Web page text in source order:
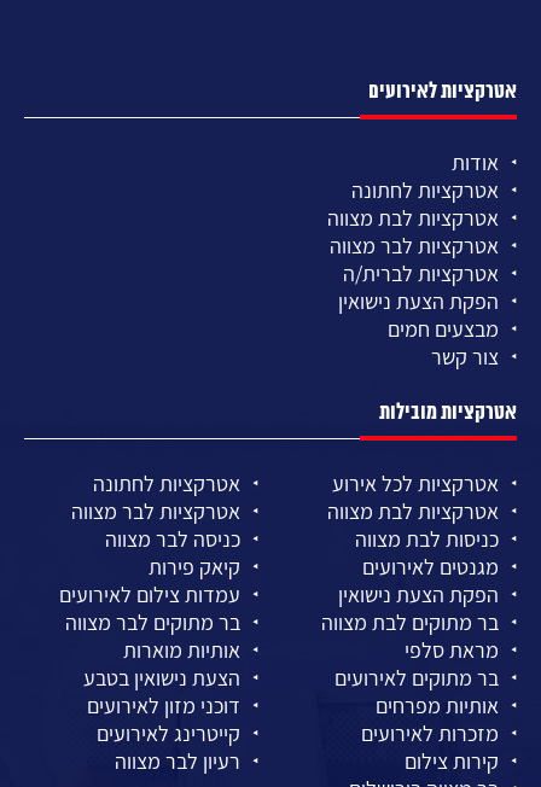
אטרקציות לאירועים
אודות
אטרקציות לחתונה
אטרקציות לבת מצווה
אטרקציות לבר מצווה
אטרקציות לברית/ה
הפקת הצעת נישואין
מבצעים חמים
צור קשר
אטרקציות מובילות
אטרקציות לכל אירוע
אטרקציות לחתונה
אטרקציות לבת מצווה
אטרקציות לבר מצווה
כניסות לבת מצווה
כניסה לבר מצווה
מגנטים לאירועים
קיאק פירות
הפקת הצעת נישואין
עמדות צילום לאירועים
בר מתוקים לבת מצווה
בר מתוקים לבר מצווה
מראת סלפי
אותיות מוארות
בר מתוקים לאירועים
הצעת נישואין בטבע
אותיות מפרחים
דוכני מזון לאירועים
מזכרות לאירועים
קייטרינג לאירועים
קירות צילום
רעיון לבר מצווה